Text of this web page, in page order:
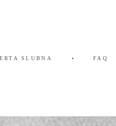
SLUBNA • FAQ